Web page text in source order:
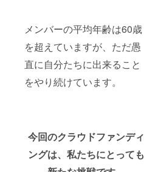
メンバーの平均年齢は60歳
を超えていますが、ただ愚
直に自分たちに出来ること
をやり続けています。
今回のクラウドファンディ
ングは、私たちにとっても